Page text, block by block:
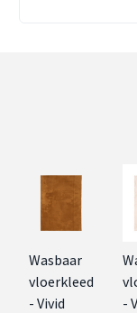
Wasbaar
vloerkleed
- Vivid
-